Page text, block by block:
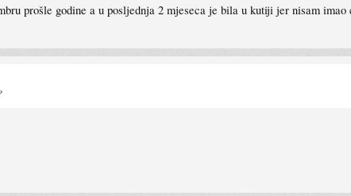
prošle godine a u posljednja 2 mjeseca je bila u kutiji jer nisam imao